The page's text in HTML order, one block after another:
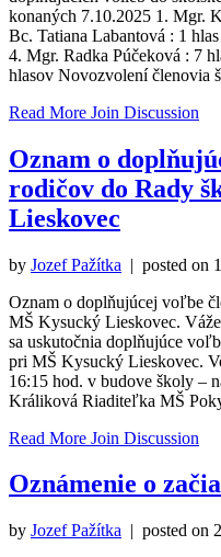
konaných 7.10.2025 1. Mgr.
Bc. Tatiana Labantová : 1
4. Mgr. Radka Púčeková : 7
hlasov Novozvolení členovia
Read More Join Discussion
Oznam o
rodičov do Rady
Lieskovec
by Jozef Pažítka | posted on
Oznam o doplňujúcej voľbe
MŠ Kysucký Lieskovec.
sa uskutočnia doplňujúce
pri MŠ Kysucký Lieskovec.
16:15 hod. v budove školy –
Králiková Riaditeľka MŠ
Read More Join Discussion
Oznámenie o
by Jozef Pažítka | posted on